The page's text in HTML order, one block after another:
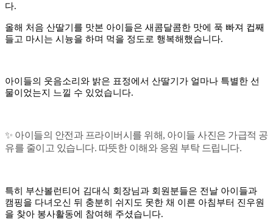
다.
올해 처음 산딸기를 맛본 아이들은 새콤달콤한 맛에 푹 빠져 컵째
들고 마시는 시늉을 하며 먹을 정도로 행복해했습니다.
아이들의 웃음소리와 밝은 표정에서 산딸기가 얼마나 특별한 선
물이었는지 느낄 수 있었습니다.
✨ 아이들의 안전과 프라이버시를 위해, 아이들 사진은 가급적 공
유를 줄이고 있습니다. 따뜻한 이해와 응원 부탁 드립니다.
특히 부산볼런티어 김대식 회장님과 회원분들은 전날 아이들과
캠핑을 다녀오신 뒤 충분히 쉬지도 못한 채 이른 아침부터 진우원
을 찾아 봉사활동에 참여해 주셨습니다.